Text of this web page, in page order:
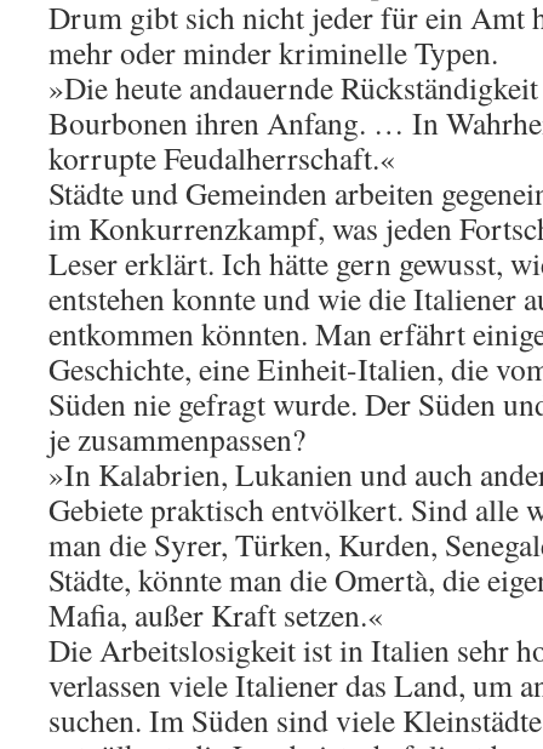
Drum gibt sich nicht jeder für ein Amt
mehr oder minder kriminelle Typen.
»Die heute andauernde
Bourbonen ihren Anfang. … In
korrupte Feudalherrschaft.«
Städte und Gemeinden arbeiten
im Konkurrenzkampf, was jeden
Leser erklärt. Ich hätte gern gewusst,
entstehen konnte und wie die Italiener
entkommen könnten. Man erfährt
Geschichte, eine Einheit-Italien, die
Süden nie gefragt wurde. Der Süden
je zusammenpassen?
»In Kalabrien, Lukanien und auch
Gebiete praktisch entvölkert. Sind alle
man die Syrer, Türken, Kurden,
Städte, könnte man die Omertà, die
Mafia, außer Kraft setzen.«
Die Arbeitslosigkeit ist in Italien sehr
verlassen viele Italiener das Land, um
suchen. Im Süden sind viele